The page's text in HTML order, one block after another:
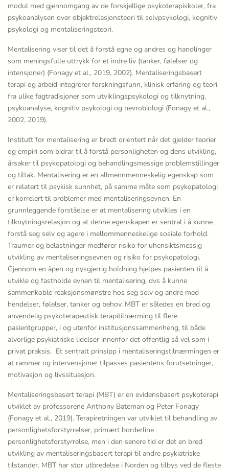
modul med gjennomgang av de forskjellige psykoterapiskoler, fra
psykoanalysen over objektrelasjonsteori til selvpsykologi, kognitiv
psykologi og mentaliseringsteori.
Mentalisering viser til det å forstå egne og andres og handlinger
som meningsfulle uttrykk for et indre liv (tanker, følelser og
intensjoner) (Fonagy et al., 2019, 2002). Mentaliseringsbasert
terapi og arbeid integrerer forskningsfunn, klinisk erfaring og teori
fra ulike fagtradisjoner som utviklingspsykologi og tilknytning,
psykoanalyse, kognitiv psykologi og nevrobiologi (Fonagy et al.,
2002, 2019).
Institutt for mentalisering er bredt orientert når det gjelder teorier
og empiri som bidrar til å forstå personligheten og dens utvikling,
årsaker til psykopatologi og behandlingsmessige problemstillinger
og tiltak. Mentalisering er en allmennmenneskelig egenskap som
er relatert til psykisk sunnhet, på samme måte som psykopatologi
er korrelert til problemer med mentaliseringsevnen. En
grunnleggende forståelse er at mentalisering utvikles i en
tilknytningsrelasjon og at denne egenskapen er sentral i å kunne
forstå seg selv og agere i mellommenneskelige sosiale forhold.
Traumer og belastninger medfører risiko for uhensiktsmessig
utvikling av mentaliseringsevnen og risiko for psykopatologi.
Gjennom en åpen og nysgjerrig holdning hjelpes pasienten til å
utvikle og fastholde evnen til mentalisering, dvs å kunne
sammenkoble reaksjonsmønstre hos seg selv og andre med
hendelser, følelser, tanker og behov. MBT er således en bred og
anvendelig psykoterapeutisk terapitilnærming til flere
pasientgrupper, i og utenfor institusjonssammenheng, til både
alvorlige psykiatriske lidelser innenfor det offentlig så vel som i
privat praksis. Et sentralt prinsipp i mentaliseringstilnærmingen er
at rammer og intervensjoner tilpasses pasientens forutsetninger,
motivasjon og livssituasjon.
Mentaliseringsbasert terapi (MBT) er en evidensbasert psykoterapi
utviklet av professorene Anthony Bateman og Peter Fonagy
(Fonagy et al., 2019). Terapiretningen var utviklet til behandling av
personlighetsforstyrrelser, primært borderline
personlighetsforstyrrelse, men i den senere tid er det en bred
utvikling av mentaliseringsbasert terapi til andre psykiatriske
tilstander. MBT har stor utbredelse i Norden og tilbys ved de fleste